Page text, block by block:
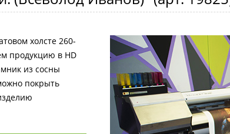
холсте 260-
продукцию в HD
из сосны
покрыть